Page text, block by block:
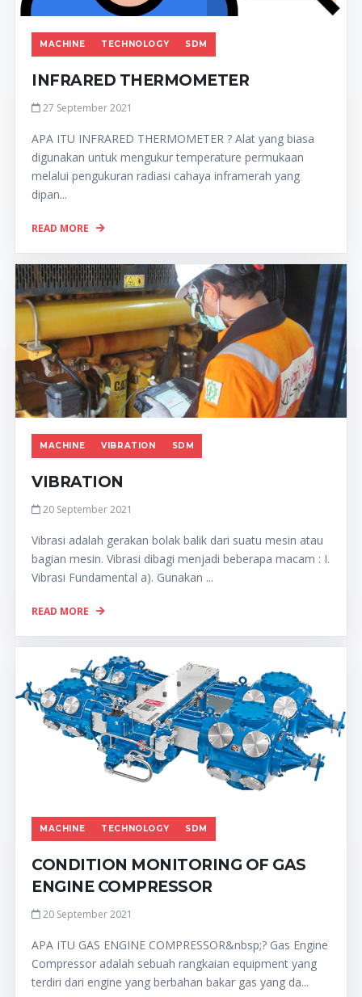
MACHINE TECHNOLOGY SDM
INFRARED THERMOMETER
27 September 2021
APA ITU INFRARED THERMOMETER ? Alat yang biasa
digunakan untuk mengukur temperature permukaan
melalui pengukuran radiasi cahaya inframerah yang
dipan...
READ MORE
MACHINE VIBRATION SDM
VIBRATION
20 September 2021
Vibrasi adalah gerakan bolak balik dari suatu mesin atau
bagian mesin. Vibrasi dibagi menjadi beberapa macam : I.
Vibrasi Fundamental a). Gunakan ...
READ MORE
MACHINE TECHNOLOGY SDM
CONDITION MONITORING OF GAS
ENGINE COMPRESSOR
20 September 2021
APA ITU GAS ENGINE COMPRESSOR&nbsp;? Gas Engine
Compressor adalah sebuah rangkaian equipment yang
terdiri dari engine yang berbahan bakar gas yang da...